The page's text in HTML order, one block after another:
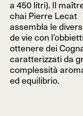
a 450 litri). Il
chai Pierre Lecat
assembla le
de vie con
ottenere dei
caratterizzati da
complessità
ed equilibrio.